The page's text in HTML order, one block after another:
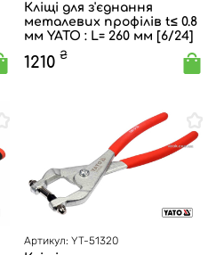
Кліщі для з'єднання
металевих профілів t≤ 0.8
мм YATO : L= 260 мм [6/24]
1210 ₴
Артикул: YT-51320